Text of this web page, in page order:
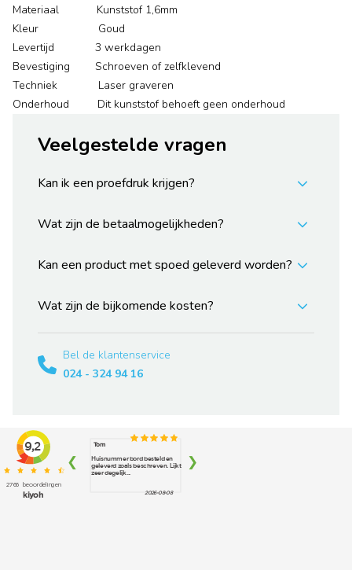
Materiaal Kunststof 1,6mm
Kleur Goud
Levertijd 3 werkdagen
Bevestiging Schroeven of zelfklevend
Techniek Laser graveren
Onderhoud Dit kunststof behoeft geen onderhoud
Veelgestelde vragen
Kan ik een proefdruk krijgen?
Wat zijn de betaalmogelijkheden?
Kan een product met spoed geleverd worden?
Wat zijn de bijkomende kosten?
Bel de klantenservice
024 - 324 94 16